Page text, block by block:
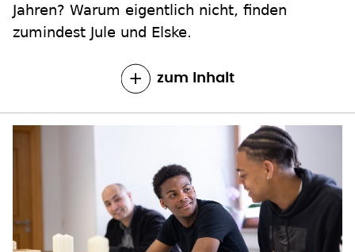
Jahren? Warum eigentlich nicht, finden
zumindest Jule und Elske.
zum Inhalt